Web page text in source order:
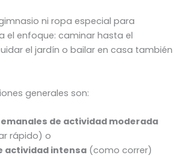
ni ropa especial para
el enfoque: caminar hasta el
el jardín o bailar en casa también
generales son:
de actividad moderada
rápido) o
actividad intensa(como correr)